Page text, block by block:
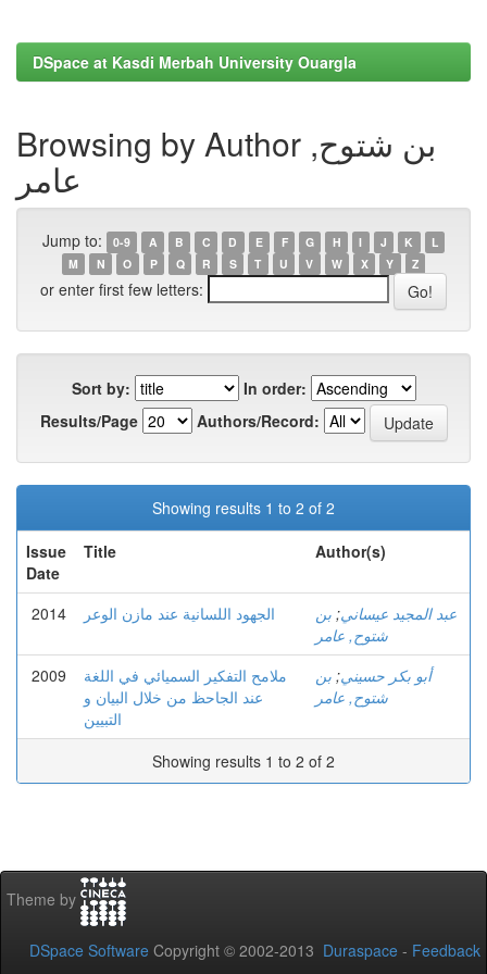
DSpace at Kasdi Merbah University Ouargla
Browsing by Author بن شتوح,
عامر
Jump to: 0-9 A B C D E F G H I J K
L
M
N O P Q R S T U V W X Y Z
or enter first few letters:
Sort by:
In order:
Results/Page
Authors/Record:
Showing results 1 to 2 of 2
Issue
Date
Title Author(s)
2014 الجهود اللسانية عند مازن الوعر عبد المجيد عيساني; بن
شتوح, عامر
2009
ملامح التفكير السميائي في اللغة
عند الجاحظ من خلال البيان و
التبيين
أبو بكر حسيني; بن
شتوح, عامر
Showing results 1 to 2 of 2
Theme by
DSpace Software Copyright © 2002-2013 Duraspace - Feedback